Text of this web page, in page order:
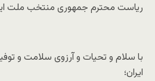
ریاست محترم جمهوری منتخب ملت
با سلام و تحیات و آرزوی سلامت و
ایران؛